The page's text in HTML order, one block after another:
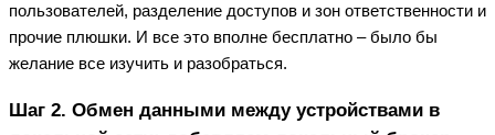
пользователей, разделение доступов и зон ответственности и
прочие плюшки. И все это вполне бесплатно – было бы
желание все изучить и разобраться.
Шаг 2. Обмен данными между устройствами в